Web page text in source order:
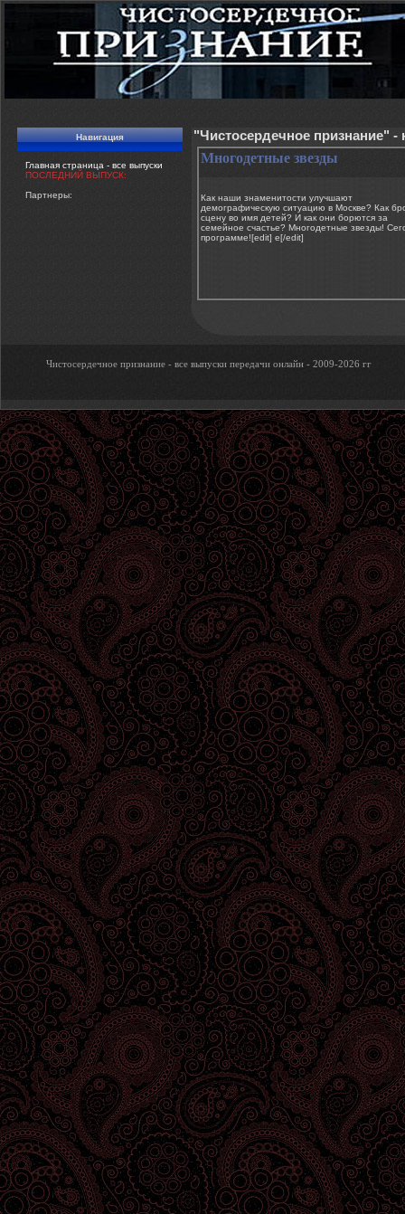
Навигация
Главная страница - все выпуски
ПОСЛЕДНИЙ ВЫПУСК:
Партнеры:
"Чистосердечное признание"
Многодетные звезды
Как наши знаменитости улучшают
демографическую ситуацию в Москве? Как
сцену во имя детей? И как они борются за
семейное счастье? Многодетные звезды!
программе![edit] e[/edit]
Чистосердечное признание - все выпуски передачи онлайн - 2009-2026 гг